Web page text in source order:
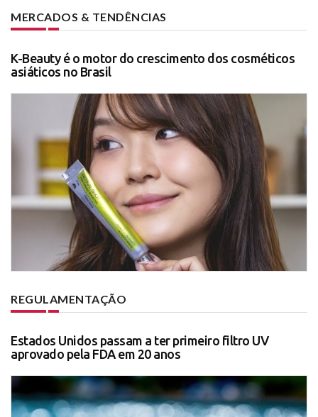
MERCADOS & TENDÊNCIAS
K-Beauty é o motor do crescimento dos cosméticos
asiáticos no Brasil
REGULAMENTAÇÃO
Estados Unidos passam a ter primeiro filtro UV
aprovado pela FDA em 20 anos